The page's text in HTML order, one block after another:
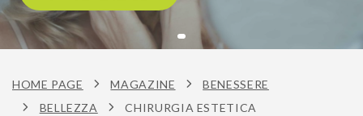
HOME PAGE MAGAZINE
BENESSERE
BELLEZZA
CHIRURGIA ESTETICA